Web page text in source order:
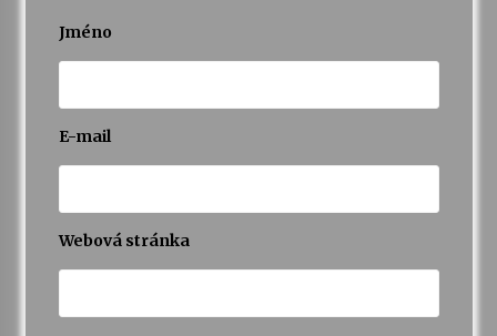
Jméno
E-mail
Webová stránka